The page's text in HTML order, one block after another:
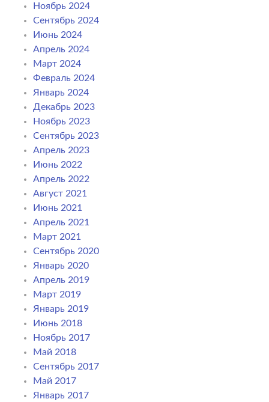
Ноябрь 2024
Сентябрь 2024
Июнь 2024
Апрель 2024
Март 2024
Февраль 2024
Январь 2024
Декабрь 2023
Ноябрь 2023
Сентябрь 2023
Апрель 2023
Июнь 2022
Апрель 2022
Август 2021
Июнь 2021
Апрель 2021
Март 2021
Сентябрь 2020
Январь 2020
Апрель 2019
Март 2019
Январь 2019
Июнь 2018
Ноябрь 2017
Май 2018
Сентябрь 2017
Май 2017
Январь 2017